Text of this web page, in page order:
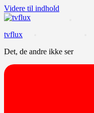
Videre til indhold
tvflux
Det, de andre ikke ser